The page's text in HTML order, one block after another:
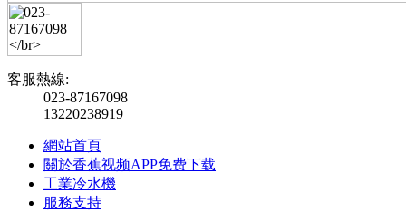
客服熱線:
023-87167098
13220238919
網站首頁
關於香蕉视频APP免费下载
工業冷水機
服務支持